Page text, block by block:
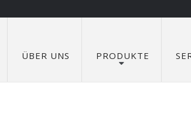
ÜBER UNS PRODUKTE